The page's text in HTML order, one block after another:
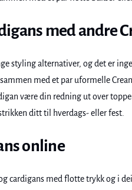
med andre
styling alternativer, og det er
med et par uformelle
være din redning ut over
ditt til hverdags- eller fest.
online
cardigans med flotte trykk og i